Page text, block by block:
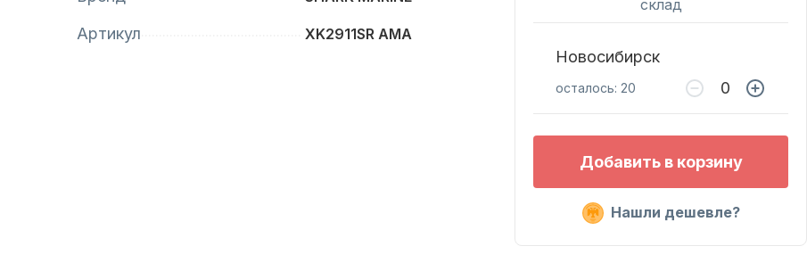
для лодочных
моторов
Артикул XK2911SR AMA
склад
Новосибирск
осталось: 20
Добавить в корзину
Нашли дешевле?